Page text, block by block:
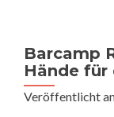
Barcamp
Hände für
Veröffentlicht